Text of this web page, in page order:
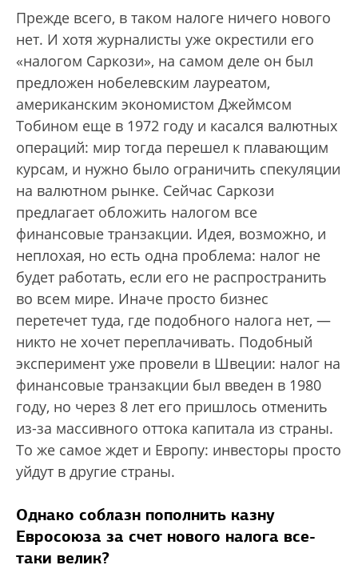
Прежде всего, в таком налоге ничего нового
нет. И хотя журналисты уже окрестили его
«налогом Саркози», на самом деле он был
предложен нобелевским лауреатом,
американским экономистом Джеймсом
Тобином еще в 1972 году и касался валютных
операций: мир тогда перешел к плавающим
курсам, и нужно было ограничить спекуляции
на валютном рынке. Сейчас Саркози
предлагает обложить налогом все
финансовые транзакции. Идея, возможно, и
неплохая, но есть одна проблема: налог не
будет работать, если его не распространить
во всем мире. Иначе просто бизнес
перетечет туда, где подобного налога нет, —
никто не хочет переплачивать. Подобный
эксперимент уже провели в Швеции: налог на
финансовые транзакции был введен в 1980
году, но через 8 лет его пришлось отменить
из-за массивного оттока капитала из страны.
То же самое ждет и Европу: инвесторы просто
уйдут в другие страны.
Однако соблазн пополнить казну
Евросоюза за счет нового налога все-
таки велик?